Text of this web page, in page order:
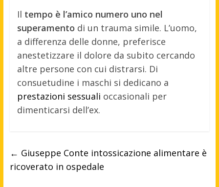
Il tempo è l’amico numero uno nel
superamento di un trauma simile. L’uomo,
a differenza delle donne, preferisce
anestetizzare il dolore da subito cercando
altre persone con cui distrarsi. Di
consuetudine i maschi si dedicano a
prestazioni sessuali occasionali per
dimenticarsi dell’ex.
← Giuseppe Conte intossicazione alimentare è
ricoverato in ospedale